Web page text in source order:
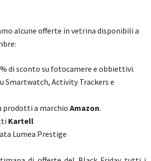
alcune offerte in vetrina disponibili a
di sconto su fotocamere e obbiettivi.
Smartwatch, Activity Trackers e
prodotti a marchio Amazon.
Kartell
Lumea Prestige